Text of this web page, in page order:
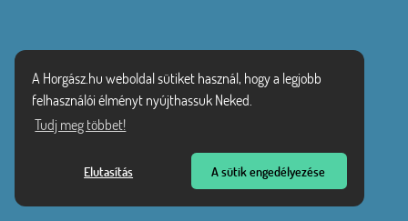
A Horgász.hu weboldal sütiket használ, hogy a legjobb
felhasználói élményt nyújthassuk Neked.
Tudj meg többet!
Elutasítás A sütik engedélyezése